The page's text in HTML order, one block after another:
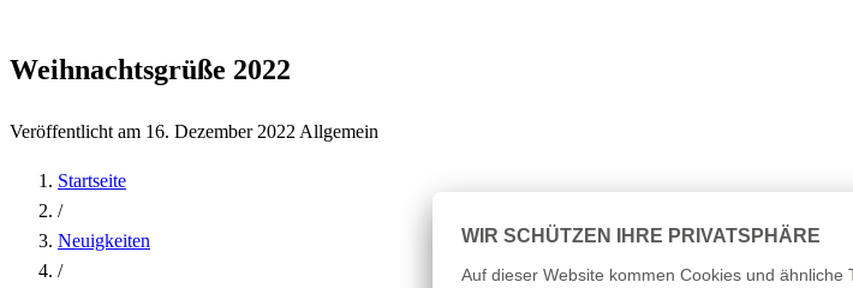
Weihnachtsgrüße 2022
Veröffentlicht am 16. Dezember 2022 Allgemein
Startseite
/
Neuigkeiten
/